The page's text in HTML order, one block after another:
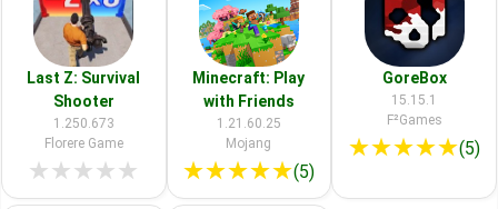
Last Z: Survival
Shooter
1.250.673
Florere Game
★★★★★
Minecraft: Play
with Friends
1.21.60.25
Mojang
★★★★★(5)
GoreBox
15.15.1
F²Games
★★★★★(5)